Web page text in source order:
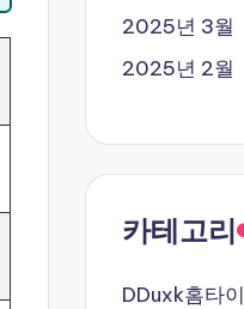
2025년 3월
2025년 2월
카테고리
DDuxk홈타이